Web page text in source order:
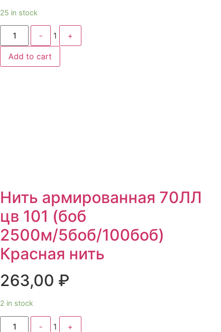
25 in stock
Quantity
- 1 +
Add to cart
Нить армированная 70ЛЛ
цв 101 (боб
2500м/5боб/100боб)
Красная нить
263,00 ₽
2 in stock
Quantity
- 1 +